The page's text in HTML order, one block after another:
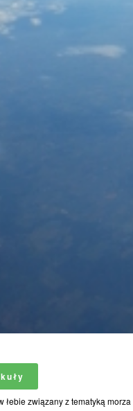
łebie związany z tematyką morza